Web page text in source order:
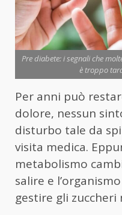
Pre diabete: i segnali che
è troppo
Per anni può
dolore, nessun
disturbo tale da
visita medica.
metabolismo
salire e
gestire gli zuccheri